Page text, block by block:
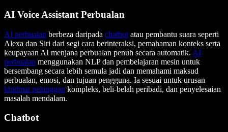
AI Voice Assistant Perbualan
AI perbualan berbeza daripada chatbot atau pembantu suara seperti
Alexa dan Siri dari segi cara berinteraksi, pemahaman konteks serta
keupayaan AI menjana perbualan penuh secara automatik. AI
perbualan menggunakan NLP dan pembelajaran mesin untuk
bersembang secara lebih semula jadi dan memahami maksud
perbualan, emosi, dan tujuan pengguna. Ia sesuai untuk urusan
khidmat pelanggan kompleks, beli-belah peribadi, dan penyelesaian
masalah mendalam.
Chatbot